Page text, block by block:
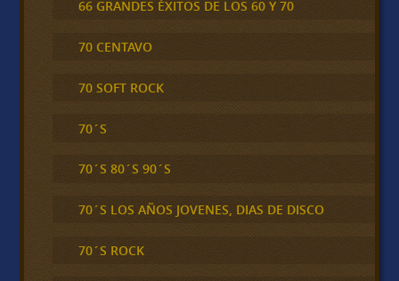
66 GRANDES ÉXITOS DE LOS 60 Y 70
70 CENTAVO
70 SOFT ROCK
70´S
70´S 80´S 90´S
70´S LOS AÑOS JOVENES, DIAS DE DISCO
70´S ROCK